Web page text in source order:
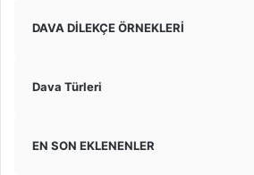
DAVA DİLEKÇE ÖRNEKLERİ
Dava Türleri
EN SON EKLENENLER